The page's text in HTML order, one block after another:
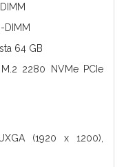
DIMM
64 GB
2280 NVMe PCIe
(1920 x 1200),